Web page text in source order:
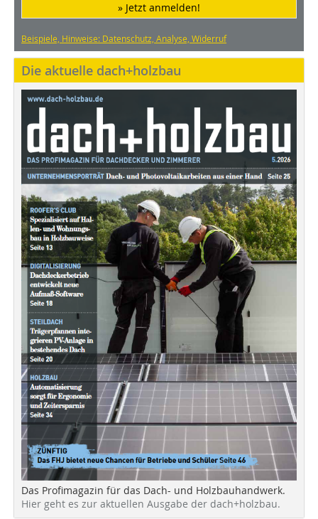
» Jetzt anmelden!
Beispiele, Hinweise: Datenschutz, Analyse, Widerruf
Die aktuelle dach+holzbau
Das Profimagazin für das Dach- und Holzbauhandwerk.
Hier geht es zur aktuellen Ausgabe der dach+holzbau.